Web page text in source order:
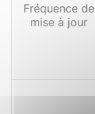
Fréquence de
mise à jour